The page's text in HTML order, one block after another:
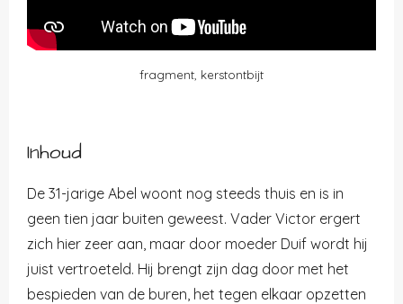
fragment, kerstontbijt
Inhoud
De 31-jarige Abel woont nog steeds thuis en is in
geen tien jaar buiten geweest. Vader Victor ergert
zich hier zeer aan, maar door moeder Duif wordt hij
juist vertroeteld. Hij brengt zijn dag door met het
bespieden van de buren, het tegen elkaar opzetten